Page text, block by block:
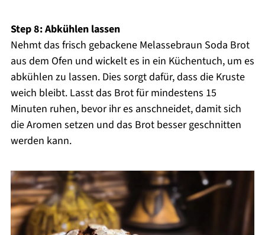
Step 8: Abkühlen lassen
Nehmt das frisch gebackene Melassebraun Soda Brot
aus dem Ofen und wickelt es in ein Küchentuch, um es
abkühlen zu lassen. Dies sorgt dafür, dass die Kruste
weich bleibt. Lasst das Brot für mindestens 15
Minuten ruhen, bevor ihr es anschneidet, damit sich
die Aromen setzen und das Brot besser geschnitten
werden kann.